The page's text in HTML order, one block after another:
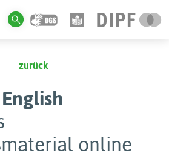
zurück
online